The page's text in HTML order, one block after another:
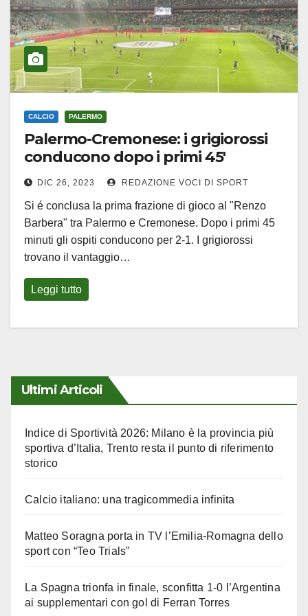
CALCIO PALERMO
Palermo-Cremonese: i grigiorossi
conducono dopo i primi 45′
DIC 26, 2023 REDAZIONE VOCI DI SPORT
Si é conclusa la prima frazione di gioco al "Renzo
Barbera" tra Palermo e Cremonese. Dopo i primi 45
minuti gli ospiti conducono per 2-1. I grigiorossi
trovano il vantaggio…
Leggi tutto
Ultimi Articoli
Indice di Sportività 2026: Milano è la provincia più
sportiva d’Italia, Trento resta il punto di riferimento
storico
Calcio italiano: una tragicommedia infinita
Matteo Soragna porta in TV l’Emilia-Romagna dello
sport con “Teo Trials”
La Spagna trionfa in finale, sconfitta 1-0 l’Argentina
ai supplementari con gol di Ferran Torres